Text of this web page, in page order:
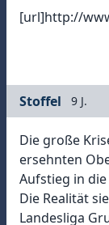
[url]http://
Stoffel 9 J.
Die große
ersehnten
Aufstieg in
Die Realität
Landesliga